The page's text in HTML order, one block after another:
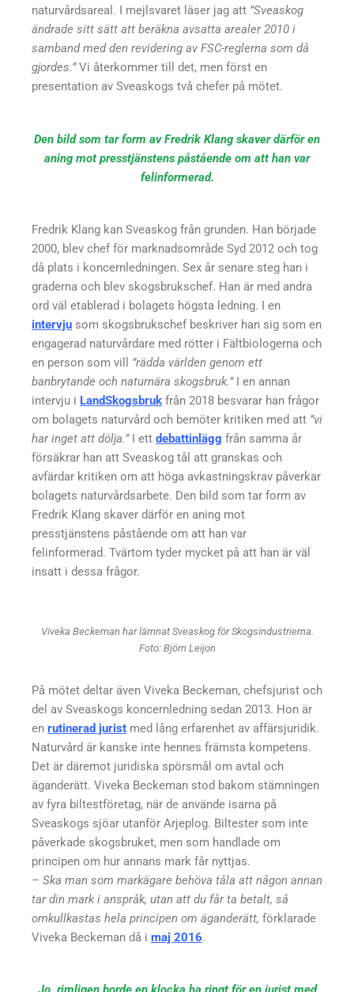
naturvårdsareal. I mejlsvaret läser jag att ”Sveaskog
ändrade sitt sätt att beräkna avsatta arealer 2010 i
samband med den revidering av FSC-reglerna som då
gjordes.”Vi återkommer till det, men först en
presentation av Sveaskogs två chefer på mötet.
Den bild som tar form av Fredrik Klang skaver därför en
aning mot presstjänstens påstående om att han var
felinformerad.
Fredrik Klang kan Sveaskog från grunden. Han började
2000, blev chef för marknadsområde Syd 2012 och tog
då plats i koncernledningen. Sex år senare steg han i
graderna och blev skogsbrukschef. Han är med andra
ord väl etablerad i bolagets högsta ledning. I en
intervju som skogsbrukschef beskriver han sig som en
engagerad naturvårdare med rötter i Fältbiologerna och
en person som vill ”rädda världen genom ett
banbrytande och naturnära skogsbruk.”I en annan
intervju i LandSkogsbruk från 2018 besvarar han frågor
om bolagets naturvård och bemöter kritiken med att ”vi
har inget att dölja.”I ett debattinlägg från samma år
försäkrar han att Sveaskog tål att granskas och
avfärdar kritiken om att höga avkastningskrav påverkar
bolagets naturvårdsarbete. Den bild som tar form av
Fredrik Klang skaver därför en aning mot
presstjänstens påstående om att han var
felinformerad. Tvärtom tyder mycket på att han är väl
insatt i dessa frågor.
Viveka Beckeman har lämnat Sveaskog för Skogsindustrierna.
Foto: Björn Leijon
På mötet deltar även Viveka Beckeman, chefsjurist och
del av Sveaskogs koncernledning sedan 2013. Hon är
en rutinerad jurist med lång erfarenhet av affärsjuridik.
Naturvård är kanske inte hennes främsta kompetens.
Det är däremot juridiska spörsmål om avtal och
äganderätt. Viveka Beckeman stod bakom stämningen
av fyra biltestföretag, när de använde isarna på
Sveaskogs sjöar utanför Arjeplog. Biltester som inte
påverkade skogsbruket, men som handlade om
principen om hur annans mark får nyttjas.
– Ska man som markägare behöva tåla att någon annan
tar din mark i anspråk, utan att du får ta betalt, så
omkullkastas hela principen om äganderätt, förklarade
Viveka Beckeman då i maj 2016.